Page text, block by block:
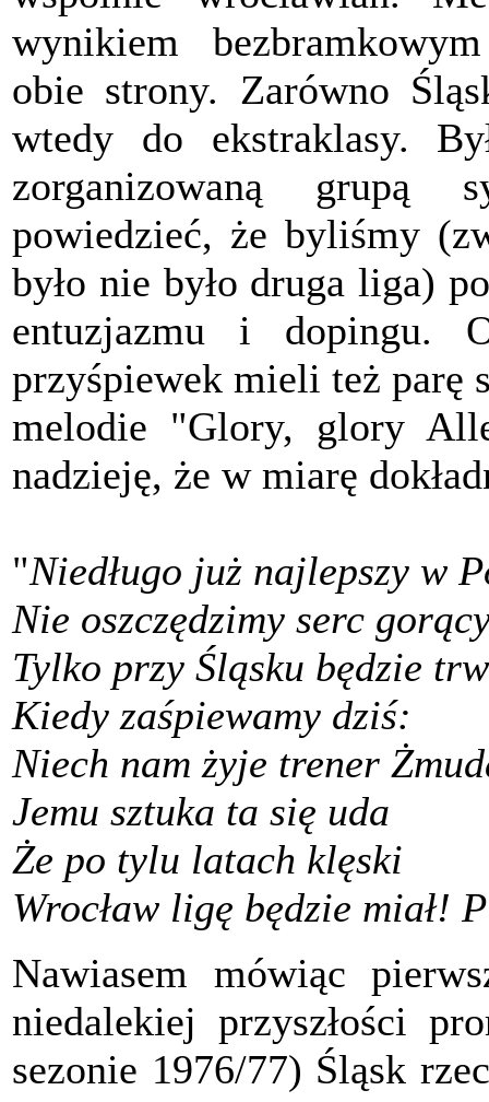
wynikiem
obie strony. Zarówno
wtedy do ekstraklasy.
zorganizowaną grupą
powiedzieć, że byliśmy
było nie było druga liga)
entuzjazmu i dopingu.
przyśpiewek mieli też parę
melodie "Glory, glory
nadzieję, że w miarę
"Niedługo już najlepszy w
Nie oszczędzimy serc
Tylko przy Śląsku będzie
Kiedy zaśpiewamy dziś:
Niech nam żyje trener
Jemu sztuka ta się uda
Że po tylu latach klęski
Wrocław ligę będzie miał!
Nawiasem mówiąc
niedalekiej przyszłości
sezonie 1976/77) Śląsk